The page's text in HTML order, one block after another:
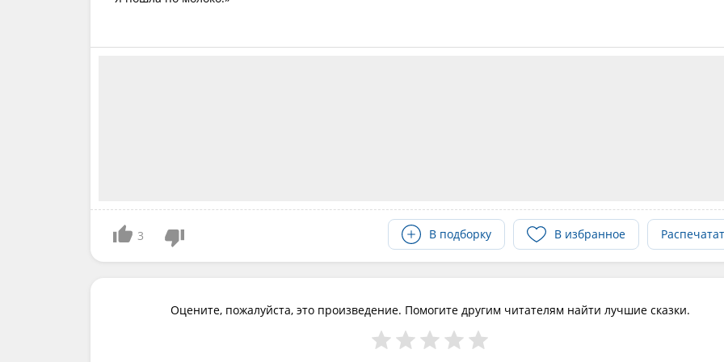
3 В подборку В избранное
Оцените, пожалуйста, это произведение. Помогите другим читателям найти лучшие сказки.